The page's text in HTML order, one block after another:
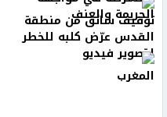
الجريمة والعنف
توقيف سائق من منطقة
القدس عرّض كلبه للخطر
لتصوير فيديو
المغرب